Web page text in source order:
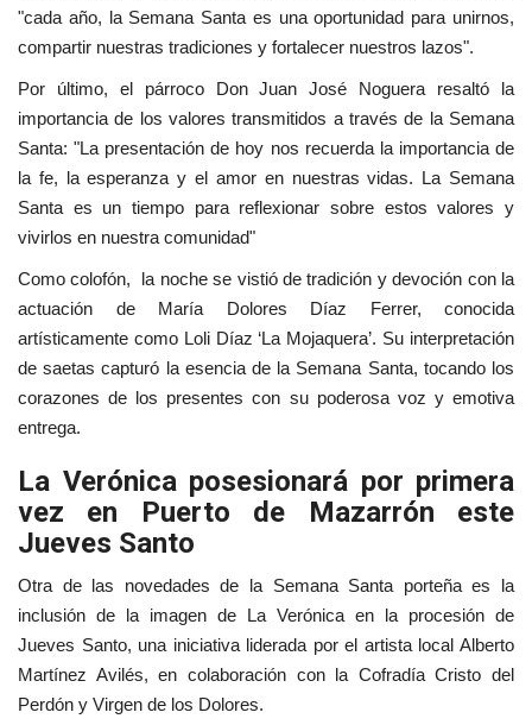
"cada año, la Semana Santa es una oportunidad para unirnos,
compartir nuestras tradiciones y fortalecer nuestros lazos".
Por último, el párroco Don Juan José Noguera resaltó la
importancia de los valores transmitidos a través de la Semana
Santa: "La presentación de hoy nos recuerda la importancia de
la fe, la esperanza y el amor en nuestras vidas. La Semana
Santa es un tiempo para reflexionar sobre estos valores y
vivirlos en nuestra comunidad"
Como colofón, la noche se vistió de tradición y devoción con la
actuación de María Dolores Díaz Ferrer, conocida
artísticamente como Loli Díaz ‘La Mojaquera’. Su interpretación
de saetas capturó la esencia de la Semana Santa, tocando los
corazones de los presentes con su poderosa voz y emotiva
entrega.
La Verónica posesionará por primera
vez en Puerto de Mazarrón este
Jueves Santo
Otra de las novedades de la Semana Santa porteña es la
inclusión de la imagen de La Verónica en la procesión de
Jueves Santo, una iniciativa liderada por el artista local Alberto
Martínez Avilés, en colaboración con la Cofradía Cristo del
Perdón y Virgen de los Dolores.